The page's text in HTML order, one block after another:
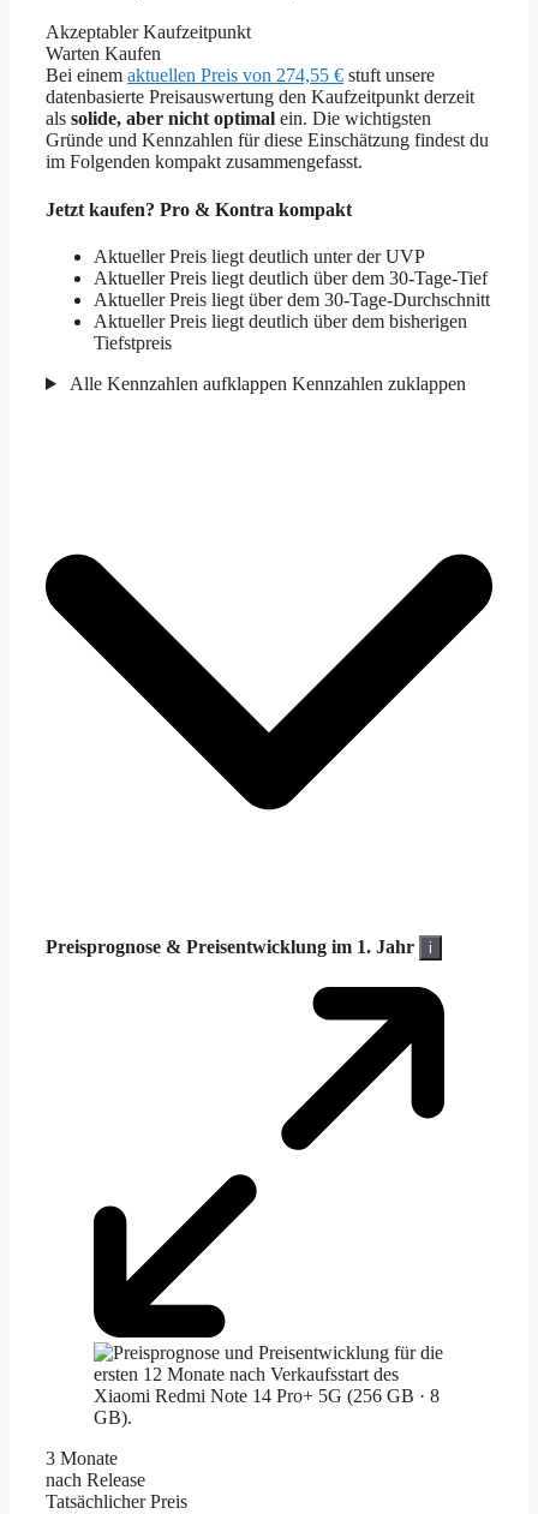
Akzeptabler Kaufzeitpunkt
Warten Kaufen
Bei einem aktuellen Preis von 274,55 € stuft unsere
datenbasierte Preisauswertung den Kaufzeitpunkt derzeit
als solide, aber nicht optimal ein. Die wichtigsten
Gründe und Kennzahlen für diese Einschätzung findest du
im Folgenden kompakt zusammengefasst.
Jetzt kaufen? Pro & Kontra kompakt
Aktueller Preis liegt deutlich unter der UVP
Aktueller Preis liegt deutlich über dem 30-Tage-Tief
Aktueller Preis liegt über dem 30-Tage-Durchschnitt
Aktueller Preis liegt deutlich über dem bisherigen
Tiefstpreis
Alle Kennzahlen aufklappen Kennzahlen zuklappen
Preisprognose & Preisentwicklung im 1. Jahr i
3 Monate
nach Release
Tatsächlicher Preis